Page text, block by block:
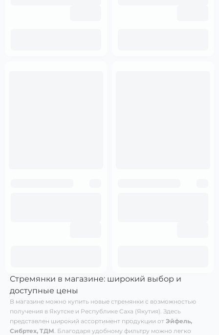
Стремянки в магазине: широкий выбор и
доступные цены
В магазине можно купить новые стремянки с возможностью
получения в Якутске и Республике Саха (Якутия). Здесь
представлен широкий ассортимент продукции от Эйфель,
Сибртех, ТДМ. Благодаря удобному фильтру можно легко